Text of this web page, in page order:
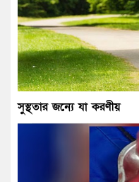
সুস্থতার জন্যে যা করণীয়